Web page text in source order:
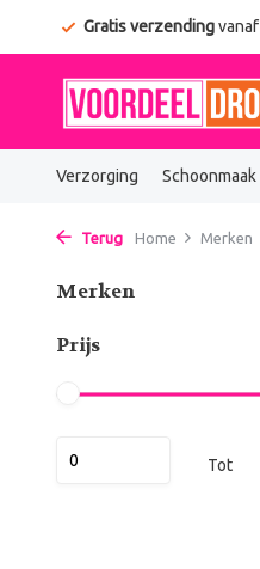
Gratis verzending
Verzorging Schoonmaak
Terug Home Merken
Merken
Prijs
Tot